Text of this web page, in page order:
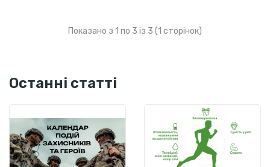
Показано з 1 по 3 із 3 (1 сторінок)
Останні статті